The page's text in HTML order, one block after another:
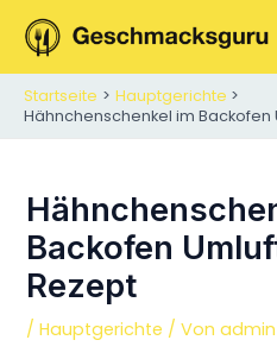
Inhalt
springen
Startseite
Hauptgerichte
Hähnchenschenkel im Backofen
Backofen
Rezept
/Hauptgerichte / Vonadmin